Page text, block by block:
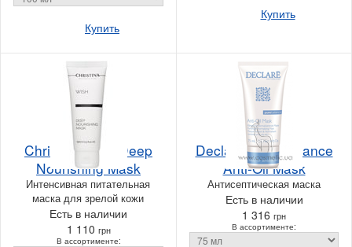
Купить
Купить
Christina Wish Deep
Nourishing Mask
Интенсивная питательная
маска для зрелой кожи
Есть в наличии
1 110 грн
В ассортименте:
Declare Pure Balance
Anti-Oil Mask
Антисептическая маска
Есть в наличии
1 316 грн
В ассортименте: